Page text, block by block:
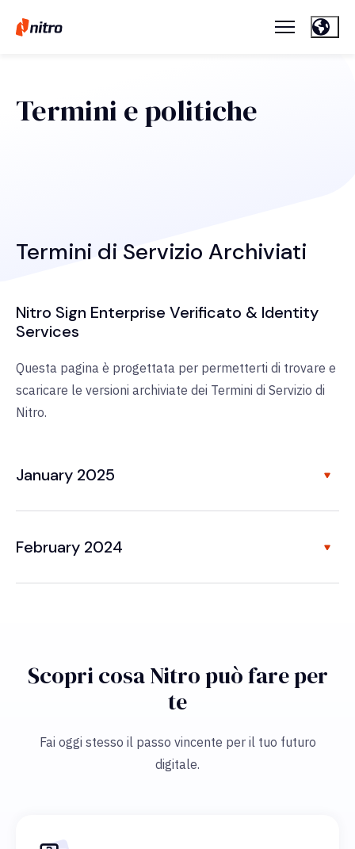
Termini e politiche
Termini di Servizio Archiviati
Nitro Sign Enterprise Verificato & Identity
Services
Questa pagina è progettata per permetterti di trovare e
scaricare le versioni archiviate dei Termini di Servizio di
Nitro.
January 2025
February 2024
Scopri cosa Nitro può fare per
te
Fai oggi stesso il passo vincente per il tuo futuro
digitale.